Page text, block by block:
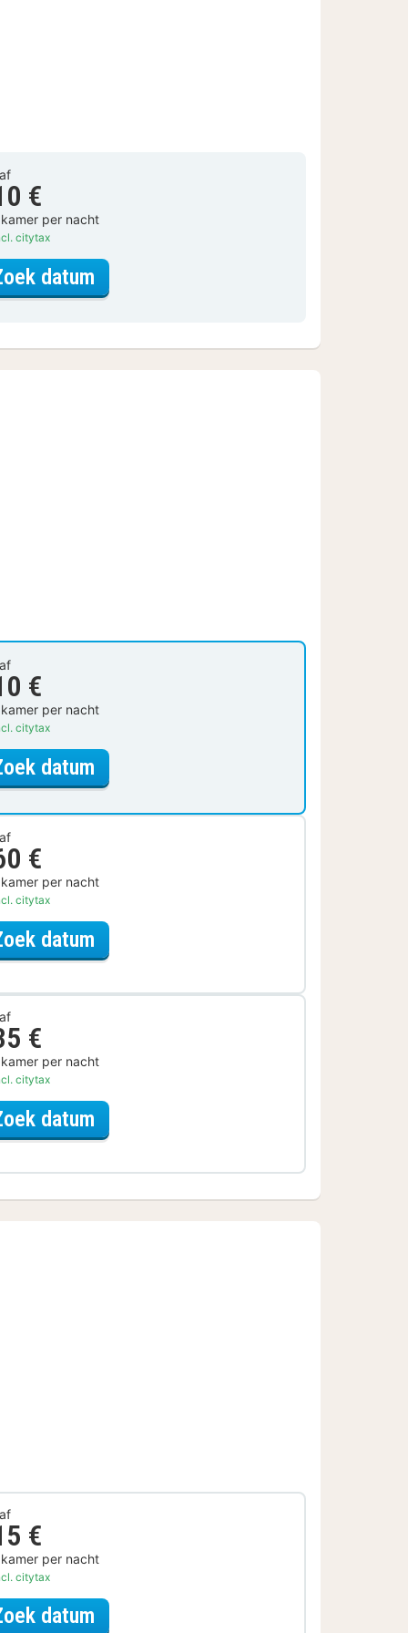
€
per nacht
citytax
datum
€
per nacht
citytax
datumvoor Twin kamer
€
per nacht
citytax
datum
€
per nacht
citytax
datum
€
per nacht
citytax
datum